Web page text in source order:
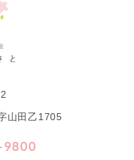
山田乙1705